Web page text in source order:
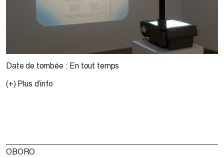
Date de tombée : En tout temps
(+) Plus d’info
OBORO